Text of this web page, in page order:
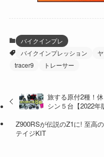
(27)
(47)
(4)
(16)
(1)
バイクインプレ
バイクインプレッション
tracer9
トレーサー
旅する原付2種！
シン５台【2022年
Z900RSが伝説のZ1に! 至高
テイジKIT